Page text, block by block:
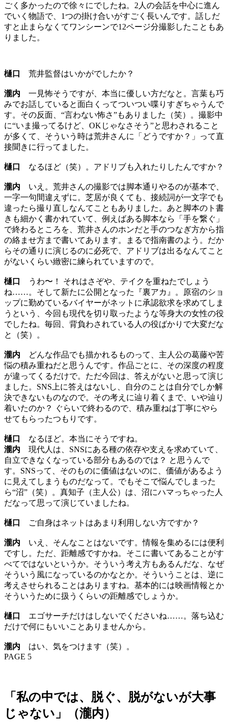
ごく多かったので徐々にでしたね。2人の会話を中心に進ん
でいく物語で、1つの掛け合いがすごく長いんです。話しだ
すと止まらなくてワンシーンで12ページ分撮影したこともあ
りました。
樋口 荒井監督はいかがでしたか？
瀧内 一見怖そうですが、本当に優しい方だなと。言葉も巧
みでお話していると面白くってついつい喋りすぎちゃうんで
す。その反面、“言わない怖さ”もありました（笑）。撮影中
に“いま撮ってるけど、OKじゃなさそう”と思わされること
が多くて、そういう時は荒井さんに「どうですか？」って直
接聞きに行ってました。
樋口 なるほど（笑）。アドリブも入れたりしたんですか？
瀧内 いえ。荒井さんの撮影では脚本通りやるのが基本で、
一字一句間違えずに。芝居が良くても、接続詞が一文字でも
違ったら撮り直しなんてこともありました。あと脚本のト書
きも細かく書かれていて、例えばある脚本なら「手を繋ぐ」
で終わるところを、荒井さんのホンだと手のつなぎ方から指
の絡ませ方まで書いてあります。まるで指南書のよう。だか
らその通りに演じるのに必死で、アドリブは出るなんてこと
がないくらい緻密に練られていますので。
樋口
うわ〜！ それはさぞや、テイクを重ねたでしょう
ね……。そして新たに公開となった『裏アカ』。原宿のショ
ップに勤めているバイヤーがネットに承認欲求を求めてしま
うという、今回も現代を切り取ったような等身大の女性の役
でしたね。毎回、背負わされている人の役ばかりで大変だな
と（笑）。
瀧内 どんな作品でも描かれるものって、主人公の葛藤や苦
悩の積み重ねだと思うんです。作品ごとに、その深度の程度
が違ってくるだけで。ただ今回は、答えがないと思って演じ
ました。SNS上に答えはないし、自分のことは自分でしか解
決できないものなので。その考えに辿り着くまで、いや辿り
着いたのか？ ぐらいで終わるので、積み重ねは丁寧にやら
せてもらったつもりです。
樋口
なるほど。本当にそうですね。
瀧内 現代人は、SNSにある種の依存や支えを求めていて、
自立できなくなっている部分もあるのでは？ と思うんで
す。SNSって、そのものに価値はないのに、価値があるよう
に見えてしまうものだなって。でもそこで悩んでしまった
ら“沼”（笑）。真知子（主人公）は、沼にハマっちゃった人
だなって思って演じていましたね。
樋口 ご自身はネットはあまり利用しない方ですか？
瀧内 いえ、そんなことはないです。情報を集めるには便利
ですし。ただ、距離感ですかね。そこに書いてあることがす
べてではないというか。そういう考え方もあるんだな、なぜ
そういう風になっているのかなとか。そういうことは、逆に
考えさせられることはありますね。基本的には映画情報とか
そういうために扱うくらいの距離感でしょうか。
樋口
エゴサーチだけはしないでくださいね……。落ち込む
だけで何にもいいことありませんから。
瀧内 はい、気をつけます（笑）。
PAGE 5
「私の中では、脱ぐ、脱がないが大事
じゃない」（瀧内）